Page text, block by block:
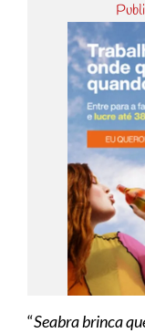
“Seabra brinca